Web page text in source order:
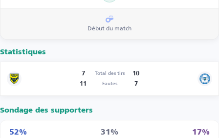
Début du match
Statistiques
7 Total des tirs
10
11
Fautes 7
Sondage des supporters
52% 31% 17%